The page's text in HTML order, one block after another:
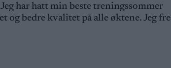
har hatt min beste treningssommer
bedre kvalitet på alle øktene. Jeg